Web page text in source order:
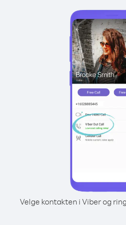
Velge kontakten i Viber og